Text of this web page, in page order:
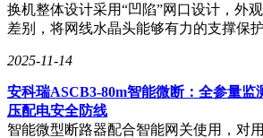
换机整体设计采用“凹陷”网口设计，外
差别，将网线水晶头能够有力的支撑保
2025-11-14
安科瑞ASCB3-80m智能微断：全参量监
压配电安全防线
智能微型断路器配合智能网关使用，对